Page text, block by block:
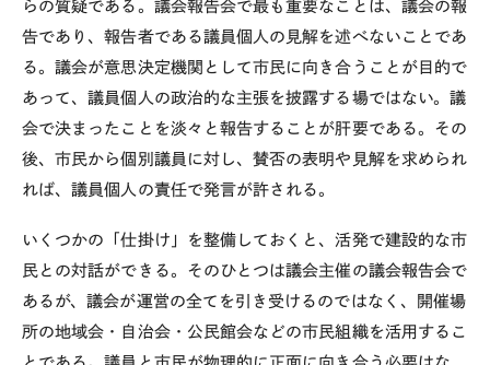
らの質疑である。議会報告会で最も重要なことは、議会の報
告であり、報告者である議員個人の見解を述べないことであ
る。議会が意思決定機関として市民に向き合うことが目的で
あって、議員個人の政治的な主張を披露する場ではない。議
会で決まったことを淡々と報告することが肝要である。その
後、市民から個別議員に対し、賛否の表明や見解を求められ
れば、議員個人の責任で発言が許される。
いくつかの「仕掛け」を整備しておくと、活発で建設的な市
民との対話ができる。そのひとつは議会主催の議会報告会で
あるが、議会が運営の全てを引き受けるのではなく、開催場
所の地域会・自治会・公民館会などの市民組織を活用するこ